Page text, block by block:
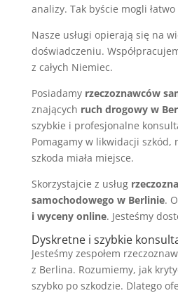
analizy. Tak byście mogli łatwo
Nasze usługi opierają się na
doświadczeniu.
z całych Niemiec.
Posiadamy rzeczoznawców
znających ruch drogowy w
szybkie i profesjonalne
Pomagamy w likwidacji szkód,
szkoda miała miejsce.
Skorzystajcie z usług
samochodowego w Berlinie.
i wyceny online. Jesteśmy
Dyskretne i szybkie
Jesteśmy zespołem
z Berlina. Rozumiemy, jak
szybko po szkodzie. Dlatego